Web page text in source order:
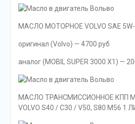
МАСЛО МОТОРНОЕ VOLVO SAE
оригинал (Volvo) — 4700 руб
аналог (MOBIL SUPER 3000 X1) —
МАСЛО ТРАНСМИССИОННОЕ КПП
VOLVO S40 / C30 / V50, S80 M56 1